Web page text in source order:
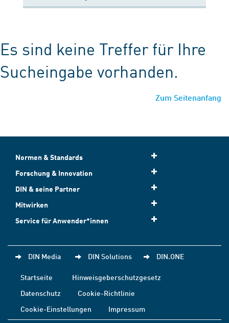
Es sind keine Treffer für Ihre
Sucheingabe vorhanden.
Zum Seitenanfang
Normen & Standards
Forschung & Innovation
DIN & seine Partner
Mitwirken
Service für Anwender*innen
DIN Media DIN Solutions DIN.ONE
Startseite
Hinweisgeberschutzgesetz
Datenschutz
Cookie-Richtlinie
Cookie-Einstellungen
Impressum